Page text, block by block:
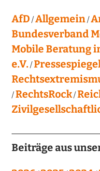
AfD Allgemein
Bundesverband
Mobile Beratung
e.V.
RechtsRock
Beiträge aus